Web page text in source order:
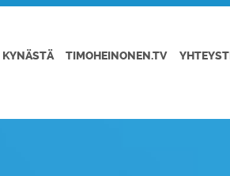
KYNÄSTÄ TIMOHEINONEN.TV